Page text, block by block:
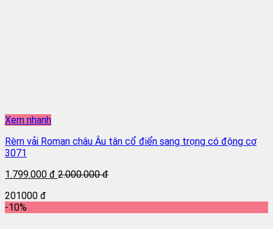
Xem nhanh
Rèm vải Roman châu Âu tân cổ điển sang trọng có động cơ
3071
1.799.000 đ 2.000.000 đ
201000 đ
-10%